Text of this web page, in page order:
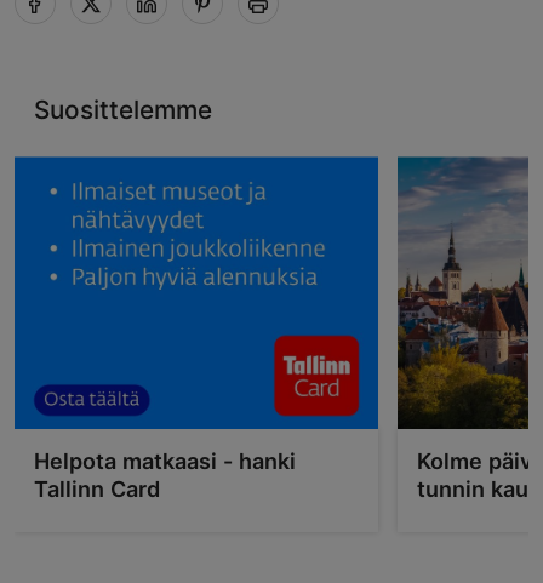
Suosittelemme
Helpota matkaasi - hanki
Tallinn Card
Kolme
tunnin